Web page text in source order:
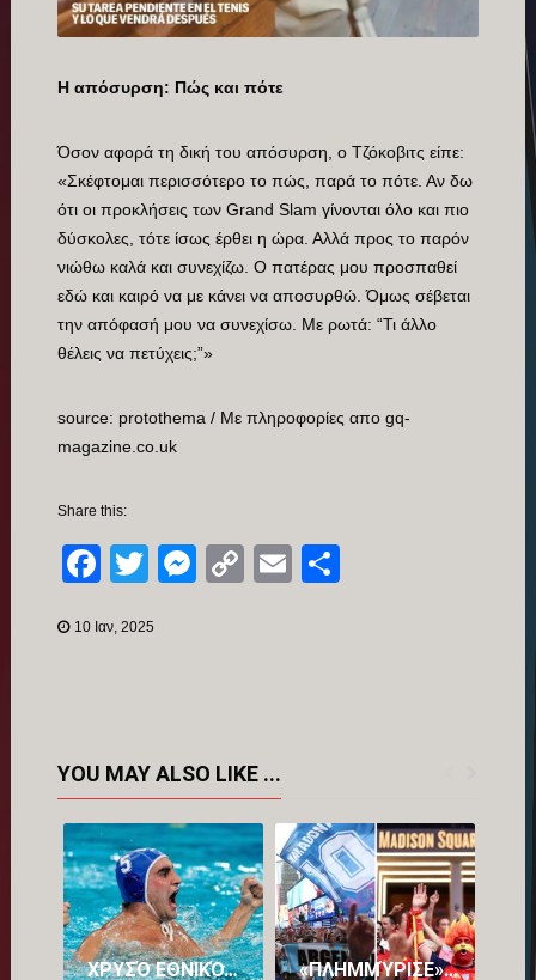
Η απόσυρση: Πώς και πότε
Όσον αφορά τη δική του απόσυρση, ο Τζόκοβιτς είπε:
«Σκέφτομαι περισσότερο το πώς, παρά το πότε. Αν δω
ότι οι προκλήσεις των Grand Slam γίνονται όλο και πιο
δύσκολες, τότε ίσως έρθει η ώρα. Αλλά προς το παρόν
νιώθω καλά και συνεχίζω. Ο πατέρας μου προσπαθεί
εδώ και καιρό να με κάνει να αποσυρθώ. Όμως σέβεται
την απόφασή μου να συνεχίσω. Με ρωτά: “Τι άλλο
θέλεις να πετύχεις;”»
source: protothema / Με πληροφορίες απο gq-
magazine.co.uk
Share this:
Facebook
TwitterMessenger
CopyEmail
10 Ιαν, 2025
YOU MAY ALSO LIKE ...
ΧΡΥΣΌ ΕΘΝΙΚΌ… ΌΝΕΙΡΟ: Η ΕΛΛΆΔΑΡΑ ΣΤΗΝ ΚΟΡΥΦΉ ΤΟΥ ΠΛΑΝΉΤΗ ΚΑΤΑΤΡΟΠΏΝΟΝΤΑΣ ΤΗΝ ΟΥΓΓΑΡΊΑ! «ΠΛΗΜΜΎΡΙΣΕ» ΜΕ… ΤΡΕΛΑΜΈΝΟΥΣ ΑΡΓΕΝΤΙΝΟΎΣ ΚΑΙ ΙΣΠΑΝΟΎΣ Η ΝΈΑ ΥΌΡΚΗ ΕΝ ΌΨΕΙ ΤΟΥ ΜΕΓΆΛΟΥ ΤΕΛΙΚΟΎ